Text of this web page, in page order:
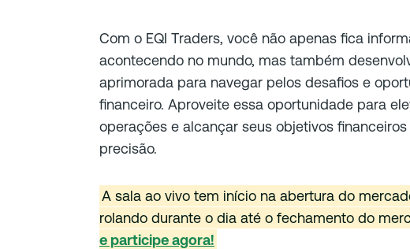
Com o EQI Traders, você não apenas fica
acontecendo no mundo, mas também
aprimorada para navegar pelos desafios e
financeiro. Aproveite essa oportunidade para
operações e alcançar seus objetivos
precisão.
A sala ao vivo tem início na abertura do
rolando durante o dia até o fechamento do
e participe agora!